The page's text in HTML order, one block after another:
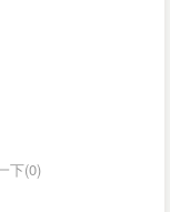
下(0)